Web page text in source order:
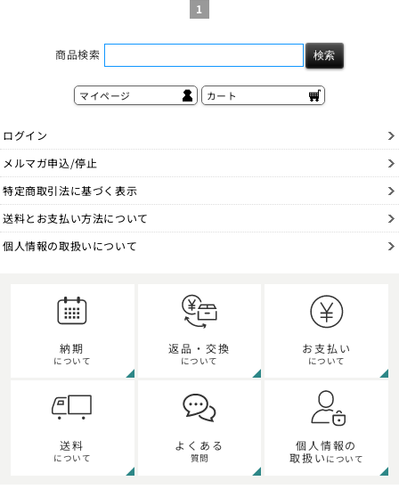
1
商品検索
マイページ カート
ログイン
メルマガ申込/停止
特定商取引法に基づく表示
送料とお支払い方法について
個人情報の取扱いについて
納期
について
返品・交換
について
お支払い
について
送料
について
よくある
質問
個人情報の
取扱い について